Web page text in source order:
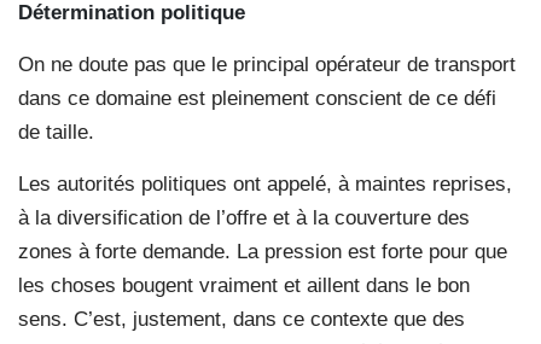
Détermination politique
On ne doute pas que le principal opérateur de transport
dans ce domaine est pleinement conscient de ce défi
de taille.
Les autorités politiques ont appelé, à maintes reprises,
à la diversification de l’offre et à la couverture des
zones à forte demande. La pression est forte pour que
les choses bougent vraiment et aillent dans le bon
sens. C’est, justement, dans ce contexte que des